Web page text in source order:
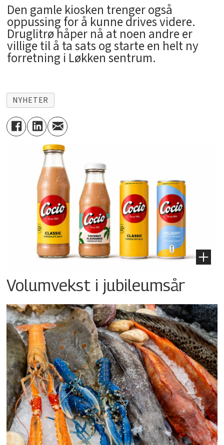
Den gamle kiosken trenger også
oppussing for å kunne drives videre.
Druglitrø håper nå at noen andre er
villige til å ta sats og starte en helt ny
forretning i Løkken sentrum.
NYHETER
Volumvekst i jubileumsår